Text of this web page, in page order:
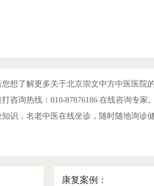
想了解更多关于北京崇文中方中医医院
咨询热线：010-87876186 在线咨询专家
识，名老中医在线坐诊，随时随地询诊健
康复案例：